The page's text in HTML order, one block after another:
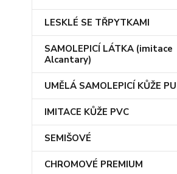
LESKLÉ SE TŘPYTKAMI
SAMOLEPICÍ LÁTKA (imitace
Alcantary)
UMĚLÁ SAMOLEPICÍ KŮŽE PU
IMITACE KŮŽE PVC
SEMIŠOVÉ
CHROMOVÉ PREMIUM